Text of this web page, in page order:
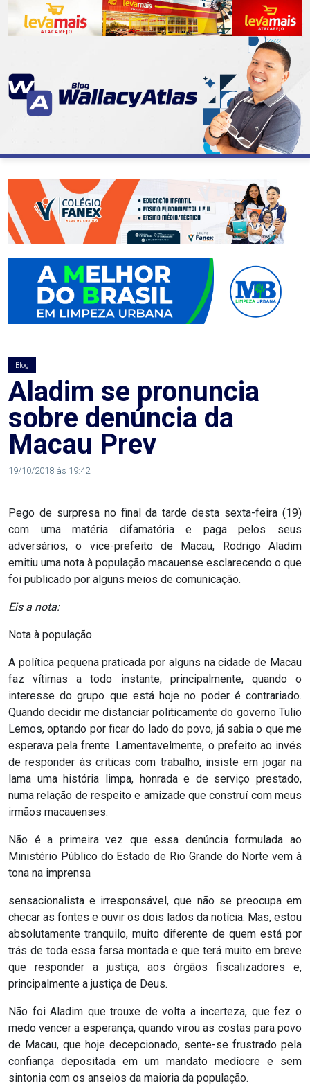
07
DE
ABASTECIMENTO
AÇÃO
SOCIAL
ADMINISTRAÇÃO
AGOSTO
ALEGRIA
ALRN
ANIVERSARIANTE
PARLAMENTAR
ARTIGO
ASSEMBLEIA
DO
RN
ASSEMBLEIA
E
VOCÊ
ASSEMBLEIA
LEGISLATIVA
DO
RN
ASSEMBLEIA
RN
ASSISTÊNCIA
MÉDICA
BASTIDORES
Blog
BRASIL
Blog
Aladim se pronuncia
sobre denúncia da
Macau Prev
19/10/2018 às 19:42
Pego de surpresa no final da tarde desta sexta-feira (19)
com uma matéria difamatória e paga pelos seus
adversários, o vice-prefeito de Macau, Rodrigo Aladim
emitiu uma nota à população macauense esclarecendo o que
foi publicado por alguns meios de comunicação.
Eis a nota:
Nota à população
A política pequena praticada por alguns na cidade de Macau
faz vítimas a todo instante, principalmente, quando o
interesse do grupo que está hoje no poder é contrariado.
Quando decidir me distanciar politicamente do governo Tulio
Lemos, optando por ficar do lado do povo, já sabia o que me
esperava pela frente. Lamentavelmente, o prefeito ao invés
de responder às criticas com trabalho, insiste em jogar na
lama uma história limpa, honrada e de serviço prestado,
numa relação de respeito e amizade que construí com meus
irmãos macauenses.
Não é a primeira vez que essa denúncia formulada ao
Ministério Público do Estado de Rio Grande do Norte vem à
tona na imprensa
sensacionalista e irresponsável, que não se preocupa em
checar as fontes e ouvir os dois lados da notícia. Mas, estou
absolutamente tranquilo, muito diferente de quem está por
trás de toda essa farsa montada e que terá muito em breve
que responder a justiça, aos órgãos fiscalizadores e,
principalmente a justiça de Deus.
Não foi Aladim que trouxe de volta a incerteza, que fez o
medo vencer a esperança, quando virou as costas para povo
de Macau, que hoje decepcionado, sente-se frustrado pela
confiança depositada em um mandato medíocre e sem
sintonia com os anseios da maioria da população.